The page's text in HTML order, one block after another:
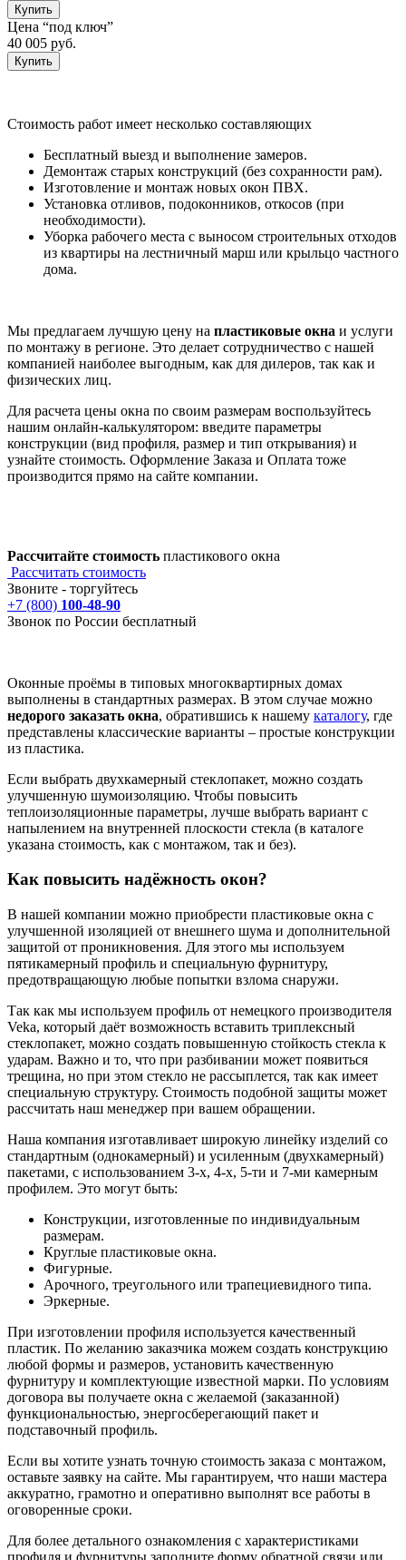
Купить
Цена “под ключ”
40 005 руб.
Купить
Стоимость работ имеет несколько составляющих
Бесплатный выезд и выполнение замеров.
Демонтаж старых конструкций (без сохранности рам).
Изготовление и монтаж новых окон ПВХ.
Установка отливов, подоконников, откосов (при
необходимости).
Уборка рабочего места с выносом строительных отходов
из квартиры на лестничный марш или крыльцо частного
дома.
Мы предлагаем лучшую цену на пластиковые окна и услуги
по монтажу в регионе. Это делает сотрудничество с нашей
компанией наиболее выгодным, как для дилеров, так как и
физических лиц.
Для расчета цены окна по своим размерам воспользуйтесь
нашим онлайн-калькулятором: введите параметры
конструкции (вид профиля, размер и тип открывания) и
узнайте стоимость. Оформление Заказа и Оплата тоже
производится прямо на сайте компании.
Рассчитайте стоимость пластикового окна
Рассчитать стоимость
Звоните - торгуйтесь
+7 (800) 100-48-90
Звонок по России бесплатный
Оконные проёмы в типовых многоквартирных домах
выполнены в стандартных размерах. В этом случае можно
недорого заказать окна, обратившись к нашему каталогу, где
представлены классические варианты – простые конструкции
из пластика.
Если выбрать двухкамерный стеклопакет, можно создать
улучшенную шумоизоляцию. Чтобы повысить
теплоизоляционные параметры, лучше выбрать вариант с
напылением на внутренней плоскости стекла (в каталоге
указана стоимость, как с монтажом, так и без).
Как повысить надёжность окон?
В нашей компании можно приобрести пластиковые окна с
улучшенной изоляцией от внешнего шума и дополнительной
защитой от проникновения. Для этого мы используем
пятикамерный профиль и специальную фурнитуру,
предотвращающую любые попытки взлома снаружи.
Так как мы используем профиль от немецкого производителя
Veka, который даёт возможность вставить триплексный
стеклопакет, можно создать повышенную стойкость стекла к
ударам. Важно и то, что при разбивании может появиться
трещина, но при этом стекло не рассыплется, так как имеет
специальную структуру. Стоимость подобной защиты может
рассчитать наш менеджер при вашем обращении.
Наша компания изготавливает широкую линейку изделий со
стандартным (однокамерный) и усиленным (двухкамерный)
пакетами, с использованием 3-х, 4-х, 5-ти и 7-ми камерным
профилем. Это могут быть:
Конструкции, изготовленные по индивидуальным
размерам.
Круглые пластиковые окна.
Фигурные.
Арочного, треугольного или трапециевидного типа.
Эркерные.
При изготовлении профиля используется качественный
пластик. По желанию заказчика можем создать конструкцию
любой формы и размеров, установить качественную
фурнитуру и комплектующие известной марки. По условиям
договора вы получаете окна с желаемой (заказанной)
функциональностью, энергосберегающий пакет и
подставочный профиль.
Если вы хотите узнать точную стоимость заказа с монтажом,
оставьте заявку на сайте. Мы гарантируем, что наши мастера
аккуратно, грамотно и оперативно выполнят все работы в
оговоренные сроки.
Для более детального ознакомления с характеристиками
профиля и фурнитуры заполните форму обратной связи или